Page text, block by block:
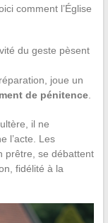
comment l’Église
du geste pèsent
joue un
de pénitence.
il ne
l’acte. Les
prêtre, se débattent
fidélité à la